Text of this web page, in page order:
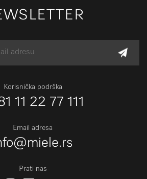
Korisnička podrška
11 22 77 111
Email adresa
Prati nas